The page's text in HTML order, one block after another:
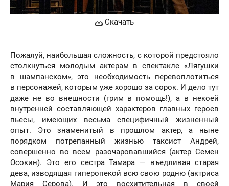
Скачать
Пожалуй, наибольшая сложность, с которой предстояло
столкнуться молодым актерам в спектакле «Лягушки
в шампанском», это необходимость перевоплотиться
в персонажей, которым уже хорошо за сорок. И дело тут
даже не во внешности (грим в помощь!), а в некоей
внутренней составляющей характеров главных героев
пьесы, имеющих весьма специфичный жизненный
опыт. Это знаменитый в прошлом актер, а ныне
порядком потрепанный жизнью таксист Андрей,
совершенно во всем разочаровавшийся (актер Семен
Осокин). Это его сестра Тамара — въедливая старая
дева, изводящая гиперопекой всю свою родню (актриса
Мария Серова). И это восхитительная в своей